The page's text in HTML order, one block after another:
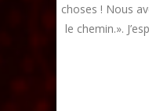
choses ! Nous
le chemin.».